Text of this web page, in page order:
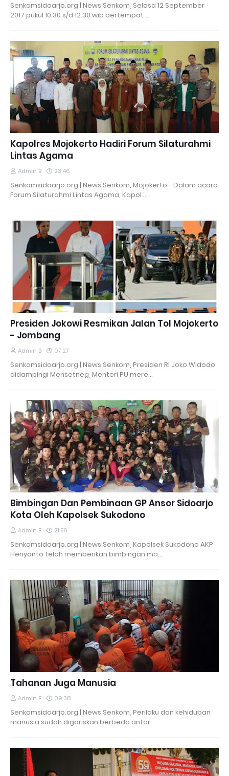
Senkomsidoarjo.org | News Senkom, Selasa 12 September
2017 pukul 10.30 s/d 12.30 wib bertempat …
Kapolres Mojokerto Hadiri Forum Silaturahmi
Lintas Agama
Admin B 23.46
Senkomsidoarjo.org | News Senkom, Mojokerto - Dalam acara
Forum Silaturahmi Lintas Agama, Kapol…
Presiden Jokowi Resmikan Jalan Tol Mojokerto
- Jombang
Admin B 07.27
Senkomsidoarjo.org | News Senkom, Presiden RI Joko Widodo
didampingi Mensetneg, Menteri PU mere…
Bimbingan Dan Pembinaan GP Ansor Sidoarjo
Kota Oleh Kapolsek Sukodono
Admin B 21.56
Senkomsidoarjo.org | News Senkom, Kapolsek Sukodono AKP
Heriyanto telah memberikan bimbingan ma…
Tahanan Juga Manusia
Admin B 09.38
Senkomsidoarjo.org | News Senkom, Perilaku dan kehidupan
manusia sudah digariskan berbeda antar…